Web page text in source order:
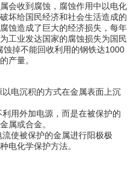
收到腐蚀，腐蚀作用中以电化
坏给国民经济和社会生活造成的
蚀造成了巨大的经济损失，每年
工业发达国家的腐蚀损失为国民
掉不能回收利用的钢铁达1000
产量。
电沉积的方式在金属表面上沉
用外加电源，而是在被保护的
属或合金。
使被保护的金属进行阳极极
电化学保护方法。